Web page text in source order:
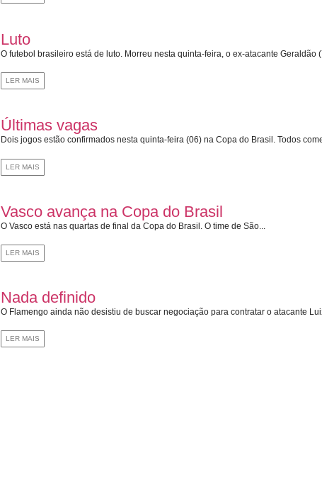
Luto
O futebol brasileiro está de luto. Morreu nesta quinta-feira, o ex-atacante Geraldão
LER MAIS
Últimas vagas
Dois jogos estão confirmados nesta quinta-feira (06) na Copa do Brasil. Todos
LER MAIS
Vasco avança na Copa do Brasil
O Vasco está nas quartas de final da Copa do Brasil. O time de São...
LER MAIS
Nada definido
O Flamengo ainda não desistiu de buscar negociação para contratar o atacante
LER MAIS